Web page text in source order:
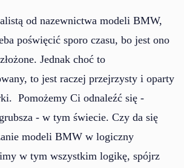
od nazewnictwa modeli BMW,
poświęcić sporo czasu, bo jest ono
Jednak choć to
to jest raczej przejrzysty i oparty
Pomożemy Ci odnaleźć się -
- w tym świecie. Czy da się
modeli BMW w logiczny
w tym wszystkim logikę, spójrz